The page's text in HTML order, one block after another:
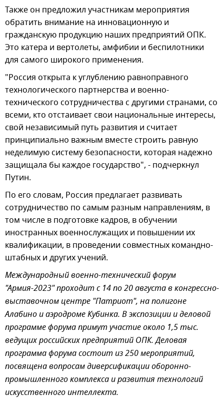
Также он предложил участникам мероприятия
обратить внимание на инновационную и
гражданскую продукцию наших предприятий ОПК.
Это катера и вертолеты, амфибии и беспилотники
для самого широкого применения.
"Россия открыта к углублению равноправного
технологического партнерства и военно-
технического сотрудничества с другими странами, со
всеми, кто отстаивает свои национальные интересы,
свой независимый путь развития и считает
принципиально важным вместе строить равную
неделимую систему безопасности, которая надежно
защищала бы каждое государство", - подчеркнул
Путин.
По его словам, Россия предлагает развивать
сотрудничество по самым разным направлениям, в
том числе в подготовке кадров, в обучении
иностранных военнослужащих и повышении их
квалификации, в проведении совместных командно-
штабных и других учений.
Международный военно-технический форум
"Армия-2023" проходит с 14 по 20 августа в конгрессно-
выставочном центре "Патриот", на полигоне
Алабино и аэродроме Кубинка. В экспозиции и деловой
программе форума примут участие около 1,5 тыс.
ведущих российских предприятий ОПК. Деловая
программа форума состоит из 250 мероприятий,
посвящена вопросам диверсификации оборонно-
промышленного комплекса и развития технологий
искусственного интеллекта.